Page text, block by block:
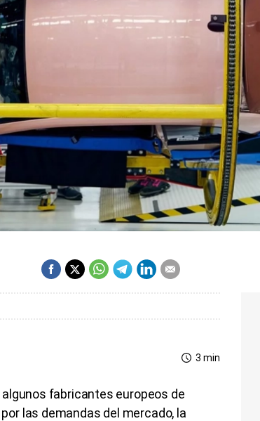
3 min
fabricantes europeos de
las demandas del mercado, la